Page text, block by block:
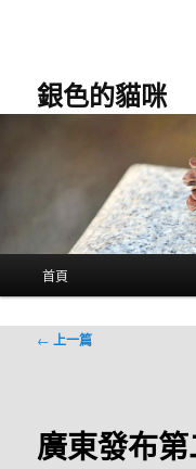
銀色的貓咪
首頁
文
← 上一篇
廣東發布